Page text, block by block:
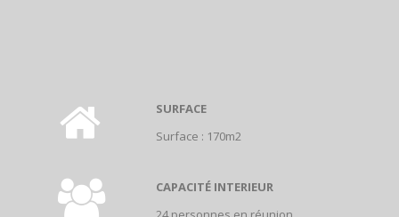
SURFACE
Surface : 170m2
CAPACITÉ INTERIEUR